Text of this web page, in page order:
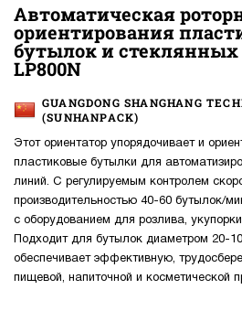
Автоматическая
ориентирования
бутылок и стеклянных
LP800N
GUANGDONG SHANGHANG
(SUNHANPACK)
Этот ориентатор упорядочивает и
пластиковые бутылки для
линий. С регулируемым контролем
производительностью 40-60 бутылок/
с оборудованием для розлива,
Подходит для бутылок диаметром 20-
обеспечивает эффективную,
пищевой, напиточной и косметической